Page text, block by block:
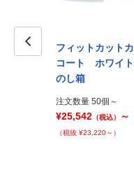
ブ フッ素
フィットカット
コート ホワイ
のし箱
注文数量 50個～
¥25,542 （税込） ～
（税抜 ¥23,220～）